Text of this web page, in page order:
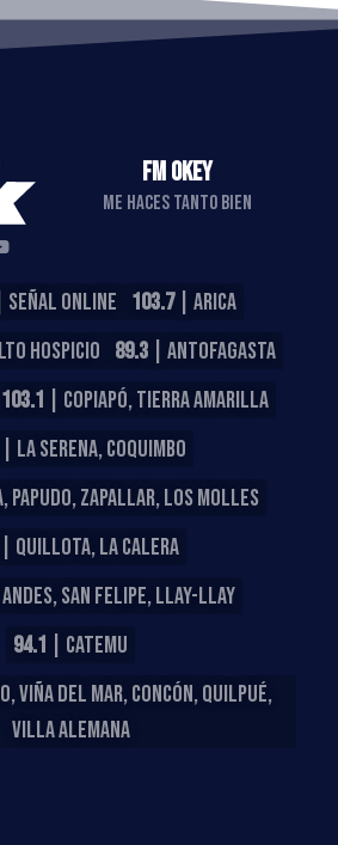
FM OKEY
ME HACES TANTO BIEN
ONLINE 103.7| ARICA
HOSPICIO 89.3 | ANTOFAGASTA
103.1 | COPIAPÓ, TIERRA AMARILLA
| LA SERENA, COQUIMBO
ZAPALLAR, LOS MOLLES
LA CALERA
SAN FELIPE, LLAY-LLAY
94.1 | CATEMU
VIÑA DEL MAR, CONCÓN, QUILPUÉ,
VILLA ALEMANA